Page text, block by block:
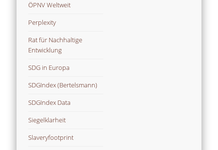
ÖPNV Weltweit
Perplexity
Rat für Nachhaltige
Entwicklung
SDG in Europa
SDGIndex (Bertelsmann)
SDGIndex Data
Siegelklarheit
Slaveryfootprint